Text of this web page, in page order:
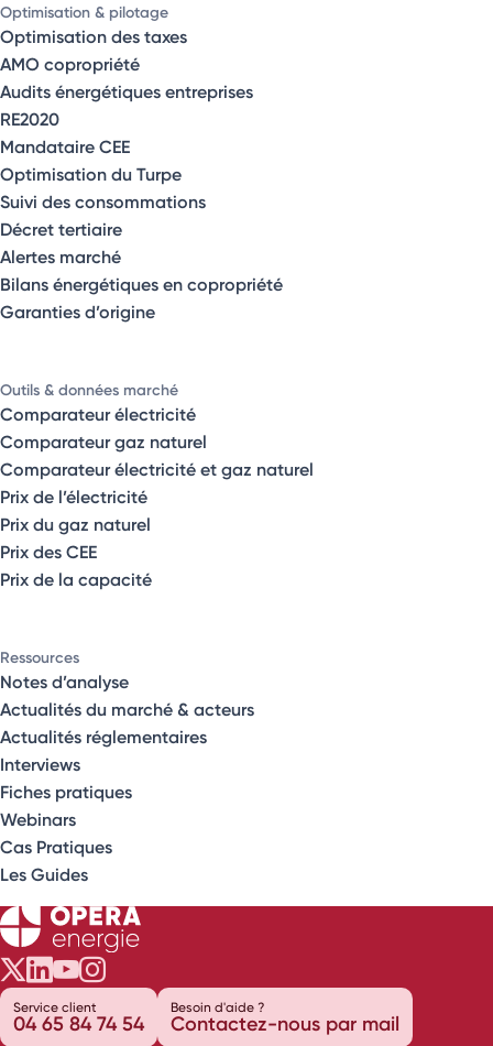
Optimisation & pilotage
Optimisation des taxes
AMO copropriété
Audits énergétiques entreprises
RE2020
Mandataire CEE
Optimisation du Turpe
Suivi des consommations
Décret tertiaire
Alertes marché
Bilans énergétiques en copropriété
Garanties d’origine
Outils & données marché
Comparateur électricité
Comparateur gaz naturel
Comparateur électricité et gaz naturel
Prix de l’électricité
Prix du gaz naturel
Prix des CEE
Prix de la capacité
Ressources
Notes d’analyse
Actualités du marché & acteurs
Actualités réglementaires
Interviews
Fiches pratiques
Webinars
Cas Pratiques
Les Guides
Opéra Énergie sur Twitter
Opéra Énergie sur LinkedIn
Opéra Énergie sur Youtube
Opéra Énergie sur Instagram
Service client
04 65 84 74 54
Besoin d'aide ?
Contactez-nous par mail